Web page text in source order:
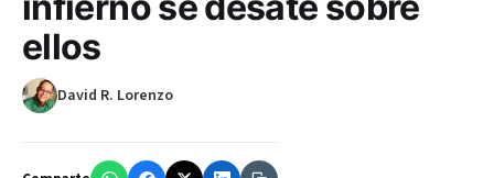
ellos
David R. Lorenzo